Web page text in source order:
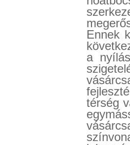
Ennek
a
térség